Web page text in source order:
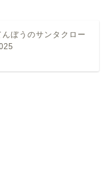
んぼうのサンタクロー